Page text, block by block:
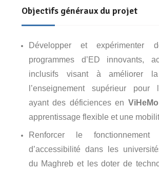
Objectifs généraux du projet
Développer et expérimenter
programmes d’ED innovants,
inclusifs visant à améliorer
l’enseignement supérieur pour
ayant des déficiences en ViHeMo
apprentissage flexible et une
Renforcer le
d’accessibilité dans les
du Maghreb et les doter de